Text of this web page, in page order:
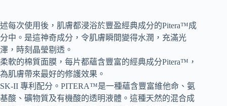
述每次使用後，肌膚都浸浴於豐盈經典成分的Pitera™成
分中。是這神奇成分，令肌膚瞬間變得水潤，充滿光
澤，時刻晶瑩剔透。
柔軟的棉質面膜，每片都蘊含豐富的經典成分Pitera™，
為肌膚帶來最好的修護效果。
SK-II 專利配分。PITERA™是一種蘊含豐富維他命、氨
基酸、礦物質及有機酸的透明液體。這種天然的混合成